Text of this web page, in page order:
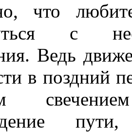
что
с
Ведь
в поздний